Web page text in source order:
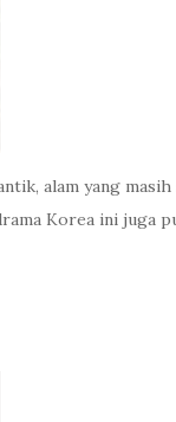
alam yang masih
Korea ini juga